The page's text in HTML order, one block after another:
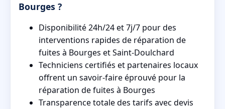
Bourges ?
Disponibilité 24h/24 et 7j/7 pour des
interventions rapides de réparation de
fuites à Bourges et Saint-Doulchard
Techniciens certifiés et partenaires locaux
offrent un savoir-faire éprouvé pour la
réparation de fuites à Bourges
Transparence totale des tarifs avec devis